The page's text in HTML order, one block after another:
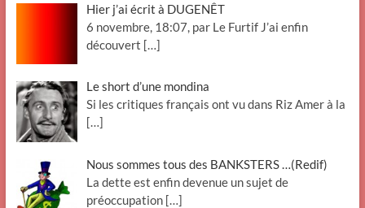
Hier j’ai écrit à DUGENÊT
6 novembre, 18:07, par Le Furtif J’ai enfin
découvert […]
Le short d’une mondina
Si les critiques français ont vu dans Riz Amer à la
[…]
Nous sommes tous des BANKSTERS …(Redif)
La dette est enfin devenue un sujet de
préoccupation […]